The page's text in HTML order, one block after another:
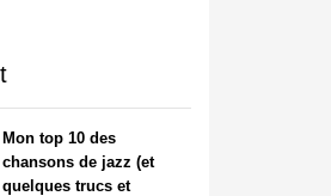
Mon top 10 des
chansons de jazz (et
quelques trucs et